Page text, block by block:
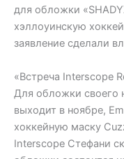
для обложки
хэллоуинскую
заявление сделали
«Встреча Interscope
Для обложки своего
выходит в ноябре,
хоккейную маску
Interscope Стефани